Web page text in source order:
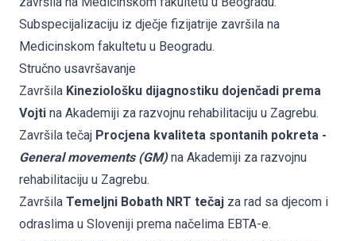
Subspecijalizaciju iz dječje fizijatrije završila na
Medicinskom fakultetu u Beogradu.
Stručno usavršavanje
Završila Kineziološku dijagnostiku dojenčadi prema
Vojti na Akademiji za razvojnu rehabilitaciju u Zagrebu.
Završila tečaj Procjena kvaliteta spontanih pokreta -
General movements (GM)na Akademiji za razvojnu
rehabilitaciju u Zagrebu.
Završila Temeljni Bobath NRT tečaj za rad sa djecom i
odraslima u Sloveniji prema načelima EBTA-e.